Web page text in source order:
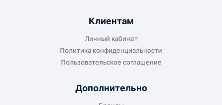
Клиентам
Личный кабинет
Политика конфиденциальности
Пользовательское соглашение
Дополнительно